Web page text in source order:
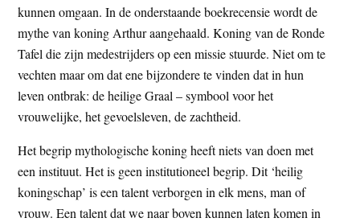
kunnen omgaan. In de onderstaande boekrecensie wordt de
mythe van koning Arthur aangehaald. Koning van de Ronde
Tafel die zijn medestrijders op een missie stuurde. Niet om te
vechten maar om dat ene bijzondere te vinden dat in hun
leven ontbrak: de heilige Graal – symbool voor het
vrouwelijke, het gevoelsleven, de zachtheid.
Het begrip mythologische koning heeft niets van doen met
een instituut. Het is geen institutioneel begrip. Dit ‘heilig
koningschap’ is een talent verborgen in elk mens, man of
vrouw. Een talent dat we naar boven kunnen laten komen in